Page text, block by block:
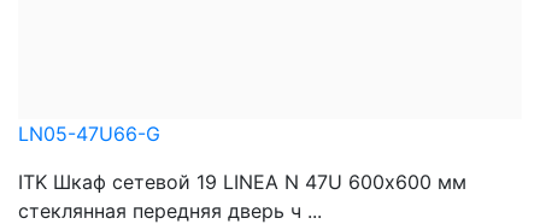
LN05-47U66-G
ITK Шкаф сетевой 19 LINEA N 47U 600х600 мм
стеклянная передняя дверь ч ...